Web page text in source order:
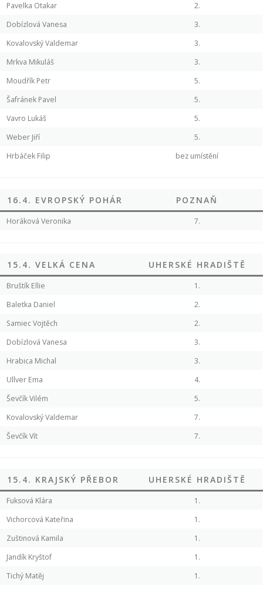
Pavelka Otakar
2.
Dobízlová Vanesa
3.
Kovalovský Valdemar
3.
Mrkva Mikuláš
3.
Moudřík Petr
5.
Šafránek Pavel
5.
Vavro Lukáš
5.
Weber Jiří
5.
Hrbáček Filip
bez umístění
16.4. EVROPSKÝ POHÁR POZNAŇ
Horáková Veronika 7.
15.4. VELKÁ CENA UHERSKÉ HRADIŠTĚ
Bruštík Ellie
1.
Baletka Daniel
2.
Samiec Vojtěch
2.
Dobízlová Vanesa
3.
Hrabica Michal
3.
Ullver Ema
4.
Ševčík Vilém
5.
Kovalovský Valdemar
7.
Ševčík Vít
7.
15.4. KRAJSKÝ PŘEBOR UHERSKÉ HRADIŠTĚ
Fuksová Klára
1.
Vichorcová Kateřina
1.
Zuštinová Kamila
1.
Jandík Kryštof
1.
Tichý Matěj
1.